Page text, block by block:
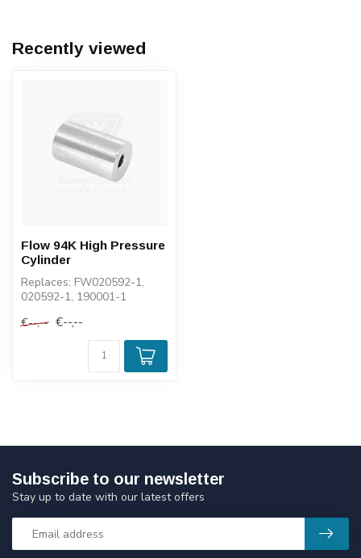
Recently viewed
Flow 94K High Pressure
Cylinder
Replaces: FW020592-1,
020592-1, 190001-1
€--,-- €--,--
Subscribe to our newsletter
Stay up to date with our latest offers